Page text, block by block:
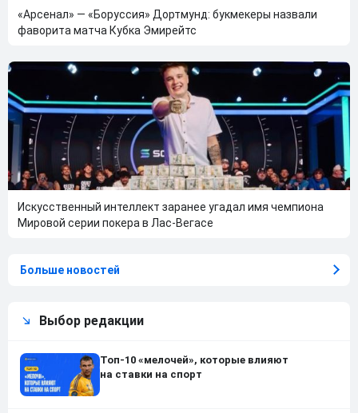
«Арсенал» — «Боруссия» Дортмунд: букмекеры назвали
фаворита матча Кубка Эмирейтс
Искусственный интеллект заранее угадал имя чемпиона
Мировой серии покера в Лас-Вегасе
Больше новостей
Выбор редакции
Топ-10 «мелочей», которые влияют
на ставки на спорт